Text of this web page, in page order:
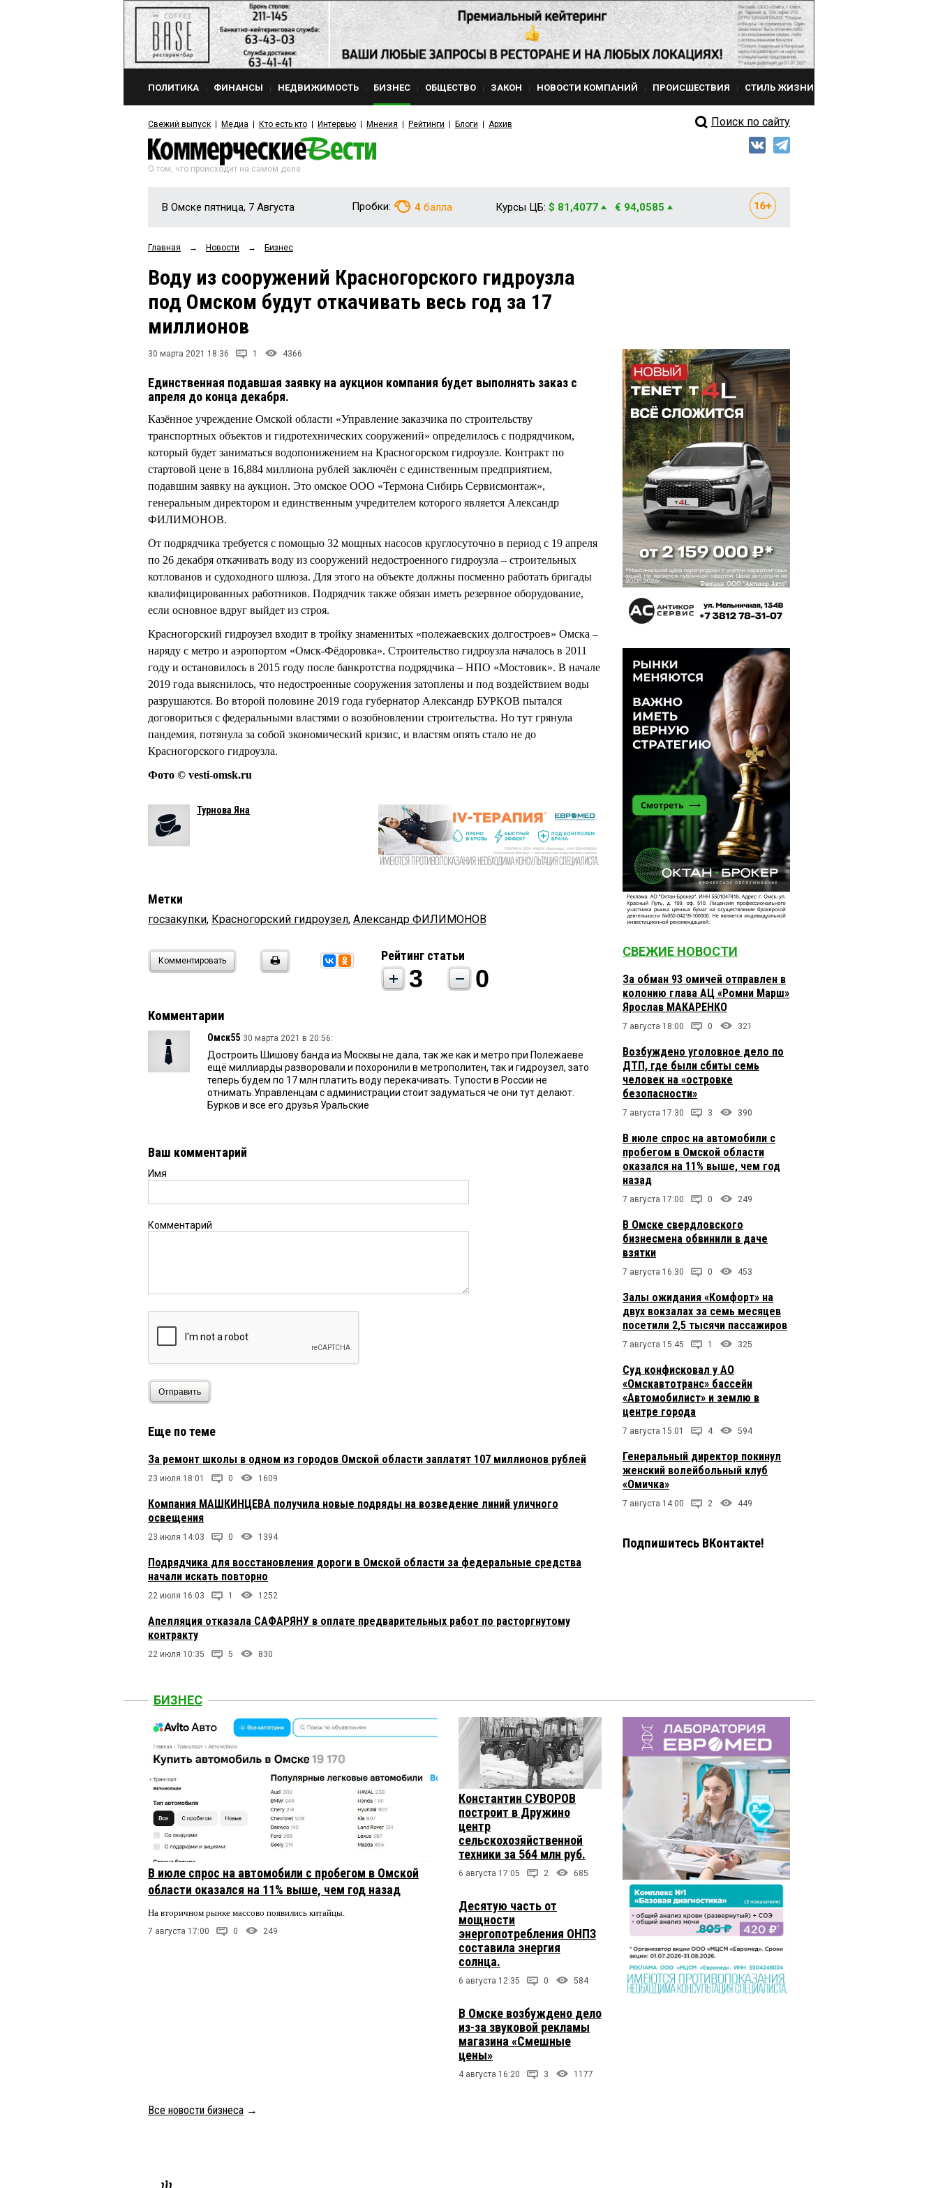
ПОЛИТИКА ФИНАНСЫ НЕДВИЖИМОСТЬ БИЗНЕС ОБЩЕСТВО ЗАКОН НОВОСТИ КОМПАНИЙ ПРОИСШЕСТВИЯ СТИЛЬ ЖИЗНИ
Свежий выпуск Медиа Кто есть кто Интервью Мнения Рейтинги Блоги Архив Поиск по сайту
О том, что происходит на самом деле
В Омске пятница, 7 Августа Пробки: 4 балла Курсы ЦБ: $ 81,4077 € 94,0585
Главная → Новости → Бизнес
Воду из сооружений Красногорского гидроузла
под Омском будут откачивать весь год за 17
миллионов
30 марта 2021 18:36 1 4366
Единственная подавшая заявку на аукцион компания будет выполнять заказ с
апреля до конца декабря.
Казённое учреждение Омской области «Управление заказчика по строительству
транспортных объектов и гидротехнических сооружений» определилось с подрядчиком,
который будет заниматься водопонижением на Красногорском гидроузле. Контракт по
стартовой цене в 16,884 миллиона рублей заключён с единственным предприятием,
подавшим заявку на аукцион. Это омское ООО «Термона Сибирь Сервисмонтаж»,
генеральным директором и единственным учредителем которого является Александр
ФИЛИМОНОВ.
От подрядчика требуется с помощью 32 мощных насосов круглосуточно в период с 19 апреля
по 26 декабря откачивать воду из сооружений недостроенного гидроузла – строительных
котлованов и судоходного шлюза. Для этого на объекте должны посменно работать бригады
квалифицированных работников. Подрядчик также обязан иметь резервное оборудование,
если основное вдруг выйдет из строя.
Красногорский гидроузел входит в тройку знаменитых «полежаевских долгостроев» Омска –
наряду с метро и аэропортом «Омск-Фёдоровка». Строительство гидроузла началось в 2011
году и остановилось в 2015 году после банкротства подрядчика – НПО «Мостовик». В начале
2019 года выяснилось, что недостроенные сооружения затоплены и под воздействием воды
разрушаются. Во второй половине 2019 года губернатор Александр БУРКОВ пытался
договориться с федеральными властями о возобновлении строительства. Но тут грянула
пандемия, потянула за собой экономический кризис, и властям опять стало не до
Красногорского гидроузла.
Фото © vesti-omsk.ru
Турнова Яна
Метки
госзакупки, Красногорский гидроузел, Александр ФИЛИМОНОВ
Комментировать Рейтинг статьи
3 0
Комментарии
Омск55 30 марта 2021 в 20:56:
Достроить Шишову банда из Москвы не дала, так же как и метро при Полежаеве
ещё миллиарды разворовали и похоронили в метрополитен, так и гидроузел, зато
теперь будем по 17 млн платить воду перекачивать. Тупости в России не
отнимать.Управленцам с администрации стоит задуматься че они тут делают.
Бурков и все его друзья Уральские
Ваш комментарий
Имя
Комментарий
Отправить
Еще по теме
За ремонт школы в одном из городов Омской области заплатят 107 миллионов рублей
23 июля 18:01 0 1609
Компания МАШКИНЦЕВА получила новые подряды на возведение линий уличного
освещения
23 июля 14:03 0 1394
Подрядчика для восстановления дороги в Омской области за федеральные средства
начали искать повторно
22 июля 16:03 1 1252
Апелляция отказала САФАРЯНУ в оплате предварительных работ по расторгнутому
контракту
22 июля 10:35 5 830
СВЕЖИЕ НОВОСТИ
За обман 93 омичей отправлен в
колонию глава АЦ «Ромни Марш»
Ярослав МАКАРЕНКО
7 августа 18:00 0 321
Возбуждено уголовное дело по
ДТП, где были сбиты семь
человек на «островке
безопасности»
7 августа 17:30 3 390
В июле спрос на автомобили с
пробегом в Омской области
оказался на 11% выше, чем год
назад
7 августа 17:00 0 249
В Омске свердловского
бизнесмена обвинили в даче
взятки
7 августа 16:30 0 453
Залы ожидания «Комфорт» на
двух вокзалах за семь месяцев
посетили 2,5 тысячи пассажиров
7 августа 15:45 1 325
Суд конфисковал у АО
«Омскавтотранс» бассейн
«Автомобилист» и землю в
центре города
7 августа 15:01 4 594
Генеральный директор покинул
женский волейбольный клуб
«Омичка»
7 августа 14:00 2 449
Подпишитесь ВКонтакте!
БИЗНЕС
В июле спрос на автомобили с пробегом в Омской
области оказался на 11% выше, чем год назад
На вторичном рынке массово появились китайцы.
7 августа 17:00 0 249
Константин СУВОРОВ
построит в Дружино
центр
сельскохозяйственной
техники за 564 млн руб.
6 августа 17:05 2 685
Десятую часть от
мощности
энергопотребления ОНПЗ
составила энергия
солнца.
6 августа 12:35 0 584
В Омске возбуждено дело
из-за звуковой рекламы
магазина «Смешные
цены»
4 августа 16:20 3 1177
Все новости бизнеса →